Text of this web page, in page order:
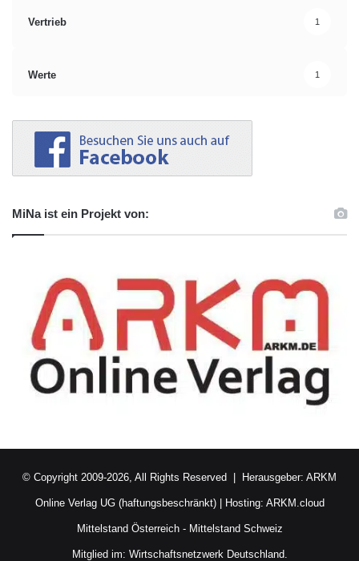
Vertrieb 1
Werte 1
MiNa ist ein Projekt von:
© Copyright 2009-2026, All Rights Reserved | Herausgeber: ARKM
Online Verlag UG (haftungsbeschränkt)| Hosting: ARKM.cloud
Mittelstand Österreich- Mittelstand Schweiz
Mitglied im: Wirtschaftsnetzwerk Deutschland.